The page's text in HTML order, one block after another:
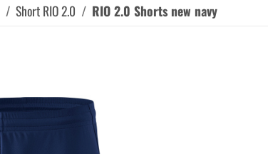
Short RIO 2.0 RIO 2.0 Shorts new navy